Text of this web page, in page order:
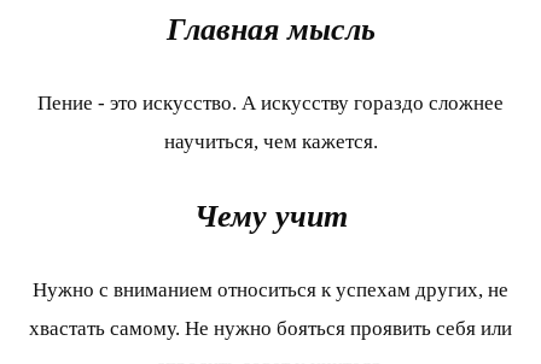
Главная мысль
Пение - это искусство. А искусству гораздо сложнее
научиться, чем кажется.
Чему учит
Нужно с вниманием относиться к успехам других, не
хвастать самому. Не нужно бояться проявить себя или